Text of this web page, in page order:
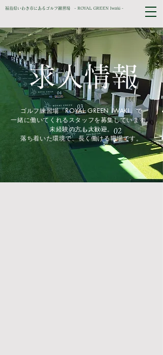
福島県いわき市にあるゴルフ練習場 - ROYAL GREEN Iwaki -
求人情報
ゴルフ練習場「ROYAL GREEN IWAKI」で
一緒に働いてくれるスタッフを募集しています。
未経験の方も大歓迎。
落ち着いた環境で、長く働ける職場です。